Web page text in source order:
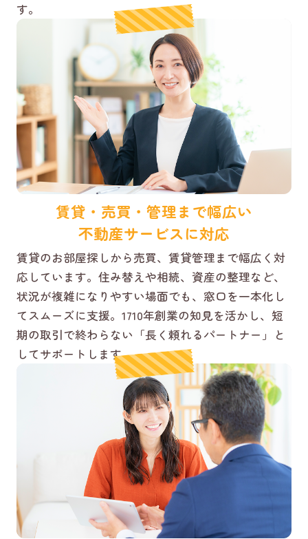
す。
賃貸・売買・管理まで幅広い
不動産サービスに対応
賃貸のお部屋探しから売買、賃貸管理まで幅広く対
応しています。住み替えや相続、資産の整理など、
状況が複雑になりやすい場面でも、窓口を一本化し
てスムーズに支援。1710年創業の知見を活かし、短
期の取引で終わらない「長く頼れるパートナー」と
してサポートします。